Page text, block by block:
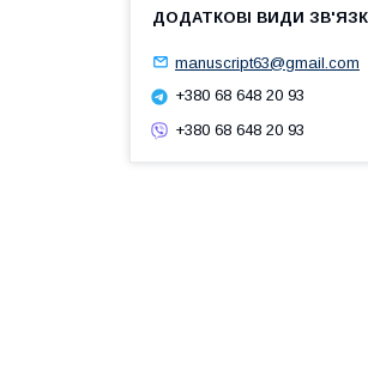
manuscript63@gmail.com
+380 68 648 20 93
+380 68 648 20 93